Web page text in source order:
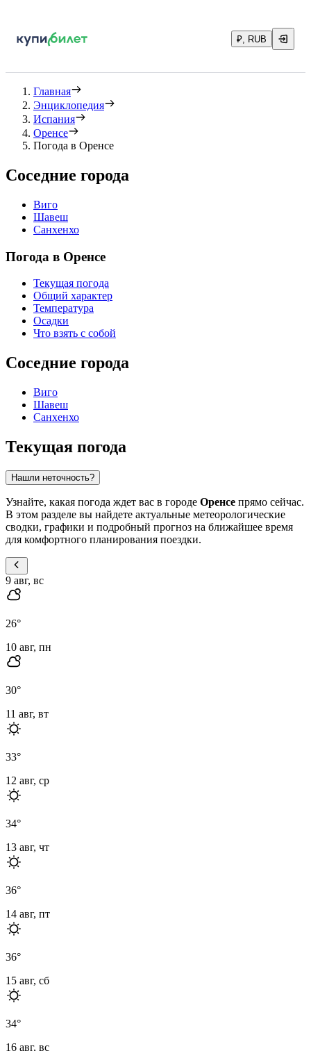
₽, RUB
Главная
Энциклопедия
Испания
Оренсе
Погода в Оренсе
Соседние города
Виго
Шавеш
Санхенхо
Погода в Оренсе
Текущая погода
Общий характер
Температура
Осадки
Что взять с собой
Соседние города
Виго
Шавеш
Санхенхо
Текущая погода
Нашли неточность?
Узнайте, какая погода ждет вас в городе Оренсе прямо сейчас.
В этом разделе вы найдете актуальные метеорологические
сводки, графики и подробный прогноз на ближайшее время
для комфортного планирования поездки.
9 авг, вс
26°
10 авг, пн
30°
11 авг, вт
33°
12 авг, ср
34°
13 авг, чт
36°
14 авг, пт
36°
15 авг, сб
34°
16 авг, вс